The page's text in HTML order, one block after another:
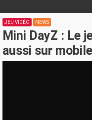
JEU VIDÉO NEWS
Mini DayZ : Le
aussi sur mobile